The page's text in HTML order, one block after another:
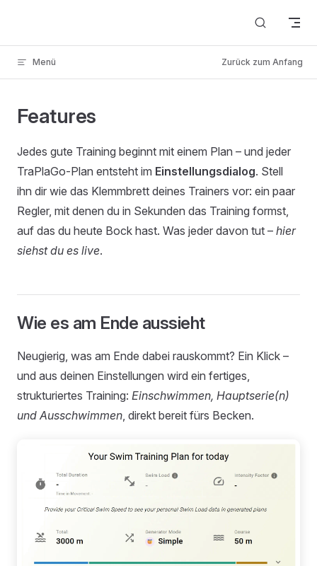
Menü Zurück zum Anfang
Features
Jedes gute Training beginnt mit einem Plan – und jeder
TraPlaGo-Plan entsteht im Einstellungsdialog. Stell
ihn dir wie das Klemmbrett deines Trainers vor: ein paar
Regler, mit denen du in Sekunden das Training formst,
auf das du heute Bock hast. Was jeder davon tut – hier
siehst du es live.
Wie es am Ende aussieht
Neugierig, was am Ende dabei rauskommt? Ein Klick –
und aus deinen Einstellungen wird ein fertiges,
strukturiertes Training: Einschwimmen, Hauptserie(n)
und Ausschwimmen, direkt bereit fürs Becken.